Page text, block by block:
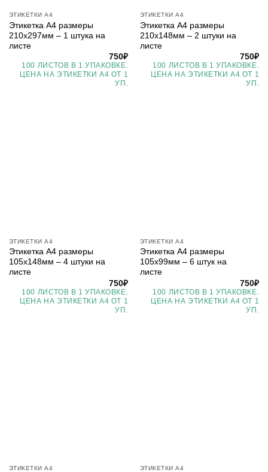
ЭТИКЕТКИ А4
Этикетка А4 размеры
210х297мм – 1 штука на
листе
750₽
100 ЛИСТОВ В 1 УПАКОВКЕ.
ЦЕНА НА ЭТИКЕТКИ А4 ОТ 1
УП.
ЭТИКЕТКИ А4
Этикетка А4 размеры
210х148мм – 2 штуки на
листе
750₽
100 ЛИСТОВ В 1 УПАКОВКЕ.
ЦЕНА НА ЭТИКЕТКИ А4 ОТ 1
УП.
ЭТИКЕТКИ А4
Этикетка А4 размеры
105х148мм – 4 штуки на
листе
750₽
100 ЛИСТОВ В 1 УПАКОВКЕ.
ЦЕНА НА ЭТИКЕТКИ А4 ОТ 1
УП.
ЭТИКЕТКИ А4
Этикетка А4 размеры
105х99мм – 6 штук на
листе
750₽
100 ЛИСТОВ В 1 УПАКОВКЕ.
ЦЕНА НА ЭТИКЕТКИ А4 ОТ 1
УП.
ЭТИКЕТКИ А4 ЭТИКЕТКИ А4